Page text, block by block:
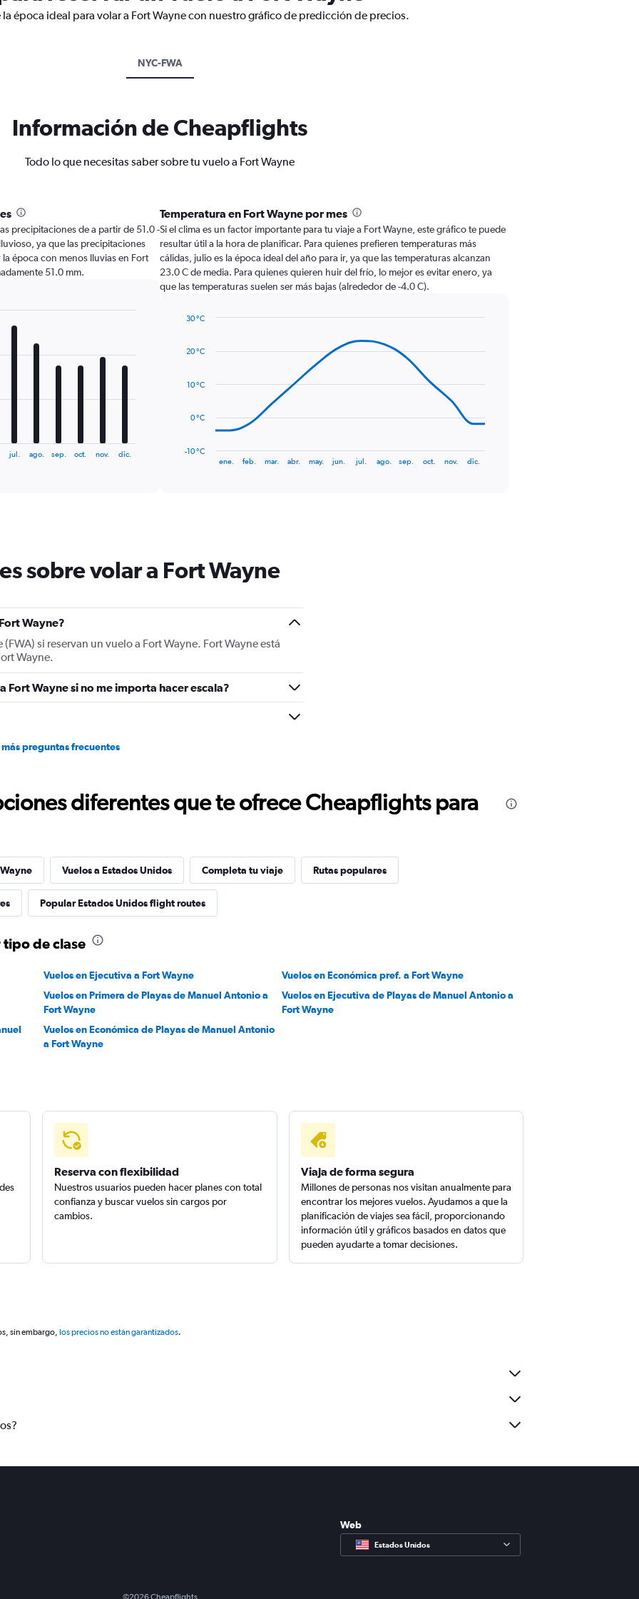
época ideal para volar a Fort Wayne con nuestro gráfico de predicción de precios.
NYC-FWA
Información de Cheapflights
Todo lo que necesitas saber sobre tu vuelo a Fort Wayne
precipitaciones de a partir de 51.0 -
ya que las precipitaciones
época con menos lluvias en Fort
51.0 mm.
jul. ago. sep. oct. nov. dic.
Temperatura en Fort Wayne por mes
Si el clima es un factor importante para tu viaje a Fort Wayne, este gráfico te puede
resultar útil a la hora de planificar. Para quienes prefieren temperaturas más
cálidas, julio es la época ideal del año para ir, ya que las temperaturas alcanzan
23.0 C de media. Para quienes quieren huir del frío, lo mejor es evitar enero, ya
que las temperaturas suelen ser más bajas (alrededor de -4.0 C).
with
points.
The
The
chart
1
displaying
Range:
-10
to
ene. feb. mar. abr. may. jun. jul. ago. sep. oct. nov. dic.
-10 °C
0 °C
10 °C
20 °C
30 °C
sobre volar a Fort Wayne
Wayne?
si reservan un vuelo a Fort Wayne. Fort Wayne está
Wayne.
Fort Wayne si no me importa hacer escala?
más preguntas frecuentes
diferentes que te ofrece Cheapflights para
Vuelos a Estados Unidos Completa tu viaje Rutas populares
Popular Estados Unidos flight routes
tipo de clase
Vuelos en Ejecutiva a Fort Wayne
Vuelos en Económica pref. a Fort Wayne
Vuelos en Primera de Playas de Manuel Antonio a
Fort Wayne
Vuelos en Ejecutiva de Playas de Manuel Antonio a
Fort Wayne
Vuelos en Económica de Playas de Manuel Antonio
a Fort Wayne
Reserva con flexibilidad
Nuestros usuarios pueden hacer planes con total
confianza y buscar vuelos sin cargos por
cambios.
Viaja de forma segura
Millones de personas nos visitan anualmente para
encontrar los mejores vuelos. Ayudamos a que la
planificación de viajes sea fácil, proporcionando
información útil y gráficos basados en datos que
pueden ayudarte a tomar decisiones.
sin embargo, los precios no están garantizados.
Web
Estados Unidos
©2026Cheapflights